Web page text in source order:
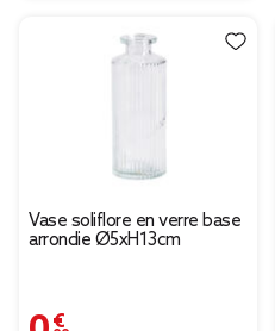
Vase soliflore en verre base
arrondie Ø5xH13cm
0,99 €